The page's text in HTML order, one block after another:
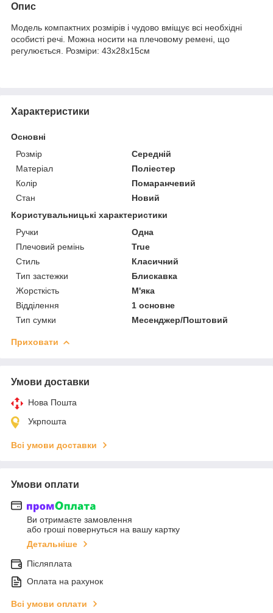
Опис
Модель компактних розмірів і чудово вміщує всі необхідні
особисті речі. Можна носити на плечовому ремені, що
регулюється. Розміри: 43x28x15см
Характеристики
Основні
Розмір
Середній
Матеріал
Поліестер
Колір
Помаранчевий
Стан
Новий
Користувальницькі характеристики
Ручки
Одна
Плечовий ремінь
True
Стиль
Класичний
Тип застежки
Блискавка
Жорсткість
М'яка
Відділення
1 основне
Тип сумки
Месенджер/Поштовий
Приховати
Умови доставки
Нова Пошта
Укрпошта
Всі умови доставки
Умови оплати
Ви отримаєте замовлення
або гроші повернуться на вашу картку
Детальніше
Післяплата
Оплата на рахунок
Всі умови оплати